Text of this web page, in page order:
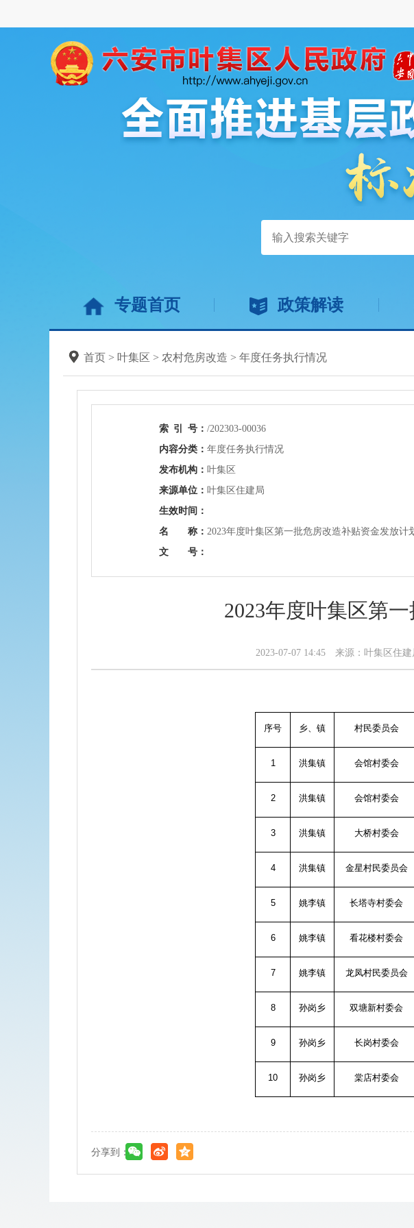
专题首页 政策解读
首页 > 叶集区 > 农村危房改造 > 年度任务执行情况
索 引 号： /202303-00036
内容分类： 年度任务执行情况
发布机构： 叶集区
来源单位： 叶集区住建局
生效时间：
名 称： 2023年度叶集区第一批危房改造补贴资金发放计
文 号：
2023年度叶集区第
2023-07-07 14:45 来源：叶集区住建
序号 乡、镇 村民委员会
1 洪集镇 会馆村委会
2 洪集镇 会馆村委会
3 洪集镇 大桥村委会
4 洪集镇 金星村民委员会
5 姚李镇 长塔寺村委会
6 姚李镇 看花楼村委会
7 姚李镇 龙凤村民委员会
8 孙岗乡 双塘新村委会
9 孙岗乡 长岗村委会
10 孙岗乡 棠店村委会
分享到：